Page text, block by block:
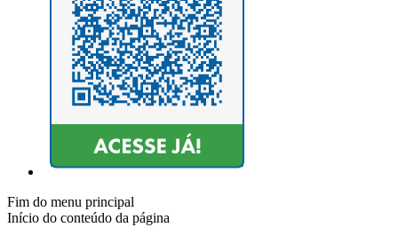
Fim do menu principal
Início do conteúdo da página